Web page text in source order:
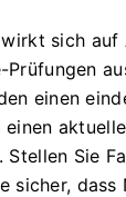
sich auf
einen
Stellen Sie
sicher, dass